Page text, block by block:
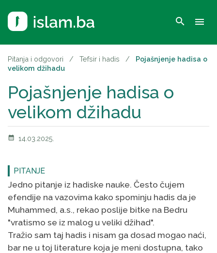
search menu
Pitanja i odgovori / Tefsir i hadis /
Pojašnjenje hadisa o
velikom džihadu
Pojašnjenje hadisa o
velikom džihadu
calendar_month 14.03.2025.
PITANJE
Jedno pitanje iz hadiske nauke. Često čujem
efendije na vazovima kako spominju hadis da je
Muhammed, a.s., rekao poslije bitke na Bedru
"vratismo se iz malog u veliki džihad".
Tražio sam taj hadis i nisam ga dosad mogao naći,
bar ne u toj literature koja je meni dostupna, tako